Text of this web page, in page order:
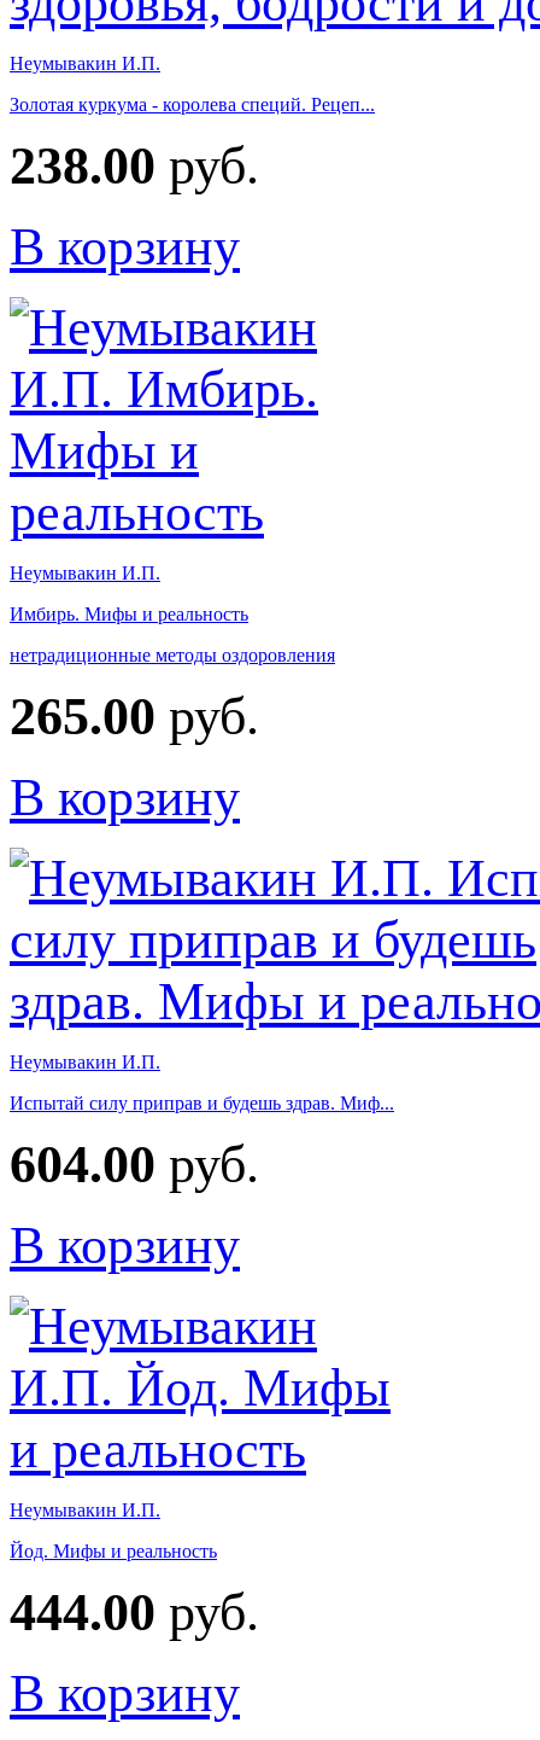
Неумывакин И.П.
Золотая куркума - королева специй. Рецеп...
238.00 руб.
В корзину
Неумывакин И.П.
Имбирь. Мифы и реальность
нетрадиционные методы оздоровления
265.00 руб.
В корзину
Неумывакин И.П.
Испытай силу приправ и будешь здрав. Миф...
604.00 руб.
В корзину
Неумывакин И.П.
Йод. Мифы и реальность
444.00 руб.
В корзину